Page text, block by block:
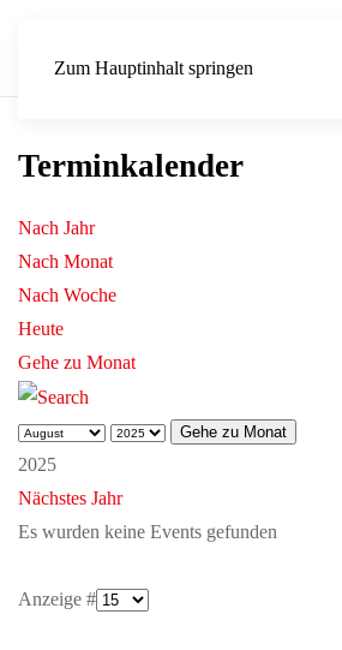
Zum Hauptinhalt springen
Terminkalender
Nach Jahr
Nach Monat
Nach Woche
Heute
Gehe zu Monat
Gehe zu Monat
2025
Nächstes Jahr
Es wurden keine Events gefunden
Anzeige #